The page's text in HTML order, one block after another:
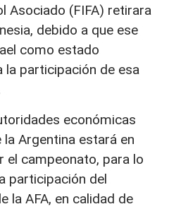
Asociado (FIFA) retirara
debido a que ese
como estado
la participación de esa
económicas
la Argentina estará en
el campeonato, para lo
participación del
la AFA, en calidad de